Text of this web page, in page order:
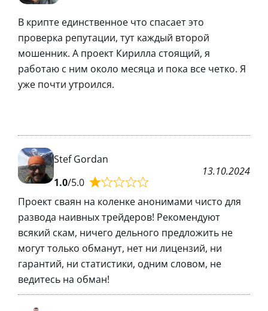
В крипте единственное что спасает это
проверка репутации, тут каждый второй
мошенник. А проект Кирилла стоящий, я
работаю с ним около месяца и пока все четко. Я
уже почти утроился.
Stef Gordan
1.0/5.0
13.10.2024
Проект сваян на коленке анонимами чисто для
развода наивных трейдеров! Рекомендуют
всякий скам, ничего дельного предложить не
могут только обманут, нет ни лицензий, ни
гарантий, ни статистики, одним словом, не
ведитесь на обман!